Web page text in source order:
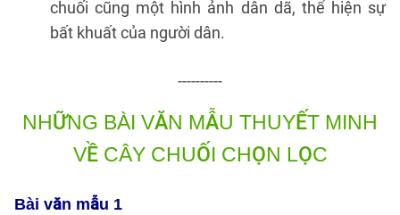
chuối cũng một hình ảnh dân dã, thể hiện sự
bất khuất của người dân.
----------
NHỮNG BÀI VĂN MẪU THUYẾT MINH
VỀ CÂY CHUỐI CHỌN LỌC
Bài văn mẫu 1